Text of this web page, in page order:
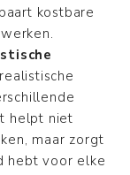
kostbare
helpt niet
maar zorgt
hebt voor elke